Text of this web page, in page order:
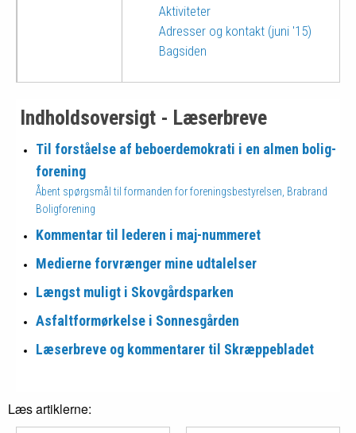
Aktiviteter
Adresser og kontakt (juni '15)
Bagsiden
Indholdsoversigt - Læserbreve
Til forståelse af beboer­demo­kra­ti i en almen bolig­
forening
Åbent spørgsmål til formanden for forenings­bestyrelsen, Brabrand
Bolig­forening
Kommentar til lederen i maj-nummeret
Medierne forvrænger mine udtalelser
Længst muligt i Skovgårds­parken
Asfaltformørkelse i Sonnes­gården
Læserbreve og kommentarer til Skræppe­bladet
Læs artiklerne: